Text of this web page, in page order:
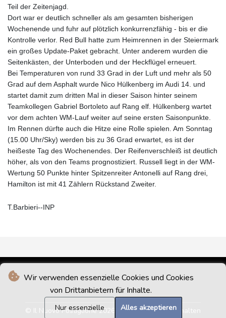
Wir verwenden essenzielle Cookies und Cookies
von Drittanbietern für Inhalte.
Nur essenzielle Alles akzeptieren
Teil der Zeitenjagd.
Dort war er deutlich schneller als am gesamten bisherigen
Wochenende und fuhr auf plötzlich konkurrenzfähig - bis er die
Kontrolle verlor. Red Bull hatte zum Heimrennen in der Steiermark
ein großes Update-Paket gebracht. Unter anderem wurden die
Seitenkästen, der Unterboden und der Heckflügel erneuert.
Bei Temperaturen von rund 33 Grad in der Luft und mehr als 50
Grad auf dem Asphalt wurde Nico Hülkenberg im Audi 14. und
startet damit zum dritten Mal in dieser Saison hinter seinem
Teamkollegen Gabriel Bortoleto auf Rang elf. Hülkenberg wartet
vor dem achten WM-Lauf weiter auf seine ersten Saisonpunkte.
Im Rennen dürfte auch die Hitze eine Rolle spielen. Am Sonntag
(15.00 Uhr/Sky) werden bis zu 36 Grad erwartet, es ist der
heißeste Tag des Wochenendes. Der Reifenverschleiß ist deutlich
höher, als von den Teams prognostiziert. Russell liegt in der WM-
Wertung 50 Punkte hinter Spitzenreiter Antonelli auf Rang drei,
Hamilton ist mit 41 Zählern Rückstand Zweiter.
T.Barbieri--INP
© Il Nuovo Postiglione 2026 - Alle Rechte vorbehalten